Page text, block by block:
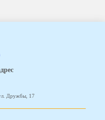
Дружбы, 17